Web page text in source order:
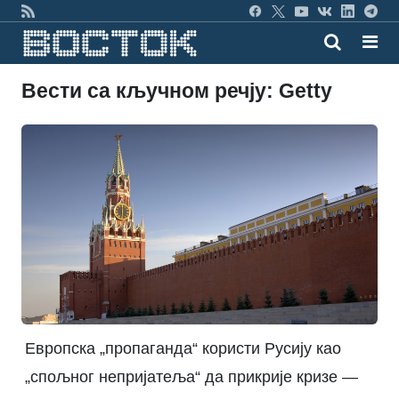
Вести са кључном речју: Getty
Европска „пропаганда“ користи Русију као
„спољног непријатеља“ да прикрије кризе —